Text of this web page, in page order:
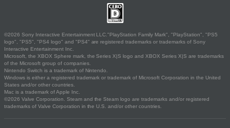
©2026 Sony Interactive Entertainment LLC."PlayStation Family Mark", "PlayStation", "PS5
logo", "PS5", "PS4 logo" and "PS4" are registered trademarks or trademarks of Sony
Interactive Entertainment Inc.
Microsoft, the XBOX Sphere mark, the Series X|S logo and XBOX Series X|S are trademarks
of the Microsoft group of companies.
Nintendo Switch is a trademark of Nintendo.
Windows is either a registered trademark or trademark of Microsoft Corporation in the United
States and/or other countries.
Mac is a trademark of Apple Inc.
©2026 Valve Corporation. Steam and the Steam logo are trademarks and/or registered
trademarks of Valve Corporation in the U.S. and/or other countries.